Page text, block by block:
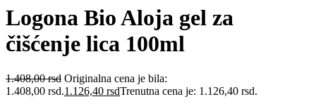
Logona Bio Aloja gel za
čišćenje lica 100ml
1.408,00rsd Originalna cena je bila:
1.408,00 rsd.1.126,40 rsdTrenutna cena je: 1.126,40 rsd.